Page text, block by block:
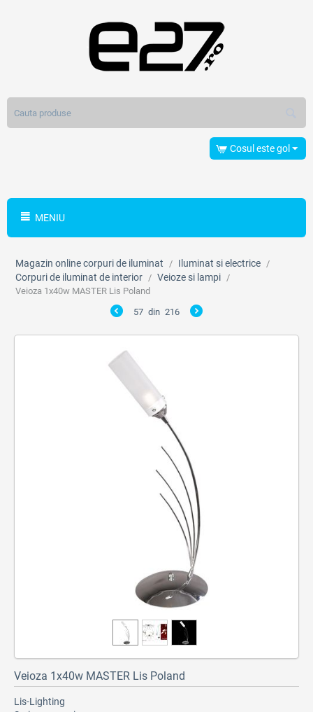
Cosul este gol
MENIU
Magazin online corpuri de iluminat / Iluminat si electrice /
Corpuri de iluminat de interior / Veioze si lampi /
Veioza 1x40w MASTER Lis Poland
57 din 216
Veioza 1x40w MASTER Lis Poland
Lis-Lighting